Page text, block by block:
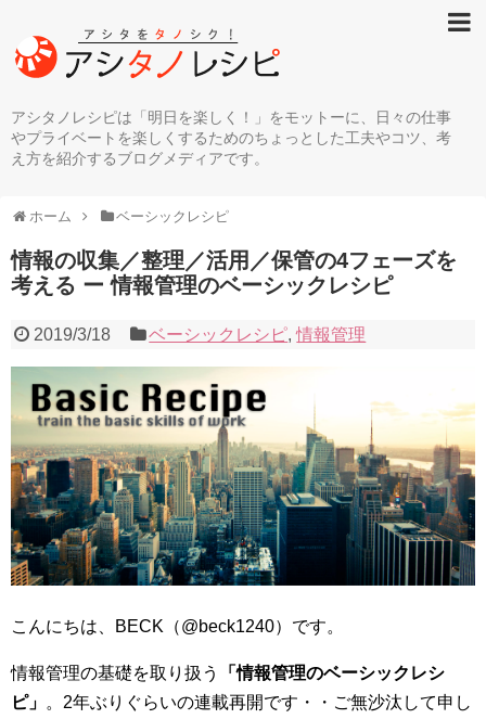
アシタノレシピは「明日を楽しく！」をモットーに、日々の仕事
やプライベートを楽しくするためのちょっとした工夫やコツ、考
え方を紹介するブログメディアです。
ホーム ベーシックレシピ
情報の収集／整理／活用／保管の4フェーズを
考える ー 情報管理のベーシックレシピ
2019/3/18 ベーシックレシピ,情報管理
こんにちは、BECK（@beck1240）です。
情報管理の基礎を取り扱う
「情報管理のベーシックレシ
ピ」 。2年ぶりぐらいの連載再開です・・ご無沙汰して申し